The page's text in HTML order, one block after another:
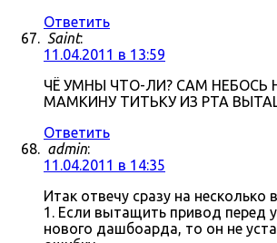
Ответить
Saint:
11.04.2011 в 13:59
ЧЁ УМНЫ ЧТО-ЛИ? САМ НЕБОСЬ
МАМКИНУ ТИТЬКУ ИЗ РТА
Ответить
admin:
11.04.2011 в 14:35
Итак отвечу сразу на несколько
1. Если вытащить привод перед
нового дашбоарда, то он не